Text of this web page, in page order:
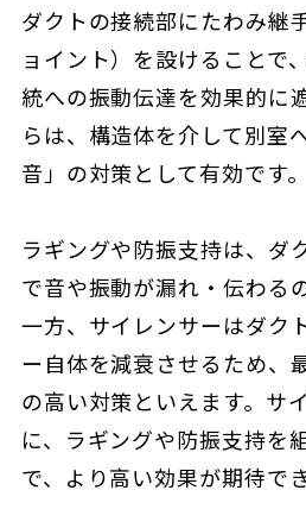
ダクトの接続部にたわみ継
ョイント）を設けることで
統への振動伝達を効果的に
らは、構造体を介して別室
音」の対策として有効です。
ラギングや防振支持は、ダ
で音や振動が漏れ・伝わる
一方、サイレンサーはダク
ー自体を減衰させるため、
の高い対策といえます。サ
に、ラギングや防振支持を
で、より高い効果が期待で